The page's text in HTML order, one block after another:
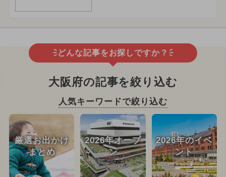
どんな記事をお探しですか？
大阪府の記事を絞り込む
人気キーワードで絞り込む
厳選お出かけ
まとめ
2026年オープ
ン
2026年のイベ
ント